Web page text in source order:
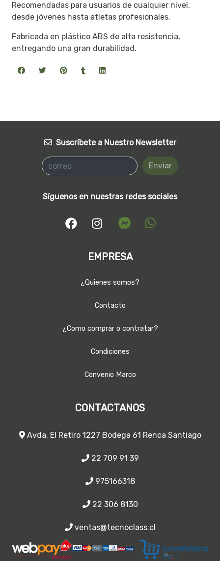
Recomendadas para usuarios de cualquier nivel,
desde jóvenes hasta atletas profesionales.
Fabricada en plástico ABS de alta resistencia,
entregando una gran durabilidad.
Suscríbete a Nuestro Newsletter
Enviar
Síguenos en nuestras redes sociales
EMPRESA
¿Quienes somos?
Contacto
¿Como comprar o contratar?
Condiciones
Convenio Marco
CONTACTANOS
Avda. El Retiro 1227 Bodega 61 Renca Santiago
22 709 91 39
975166318
22 306 8130
ventas@tecnoclass.cl